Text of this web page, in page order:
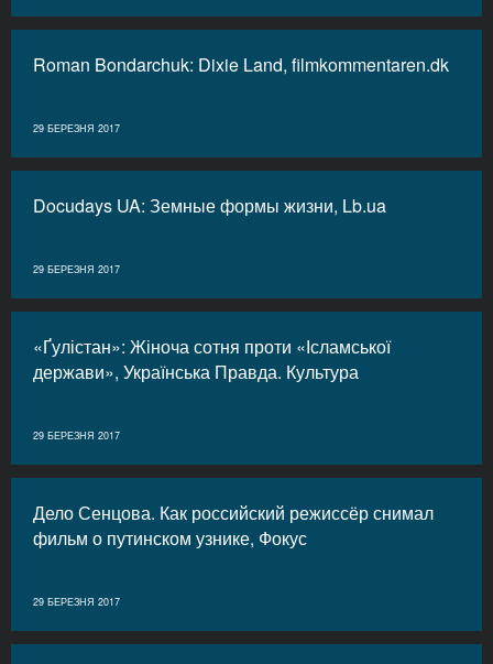
Roman Bondarchuk: Dixie Land, filmkommentaren.dk
29 БЕРЕЗНЯ 2017
Docudays UA: Земные формы жизни, Lb.ua
29 БЕРЕЗНЯ 2017
«Ґулістан»: Жіноча сотня проти «Ісламської
держави», Українська Правда. Культура
29 БЕРЕЗНЯ 2017
Дело Сенцова. Как российский режиссёр снимал
фильм о путинском узнике, Фокус
29 БЕРЕЗНЯ 2017